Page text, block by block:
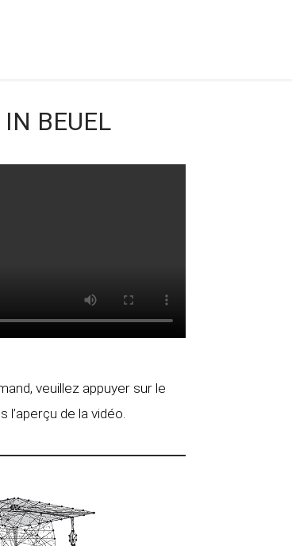
BEUEL
veuillez appuyer sur le
l’aperçu de la vidéo.